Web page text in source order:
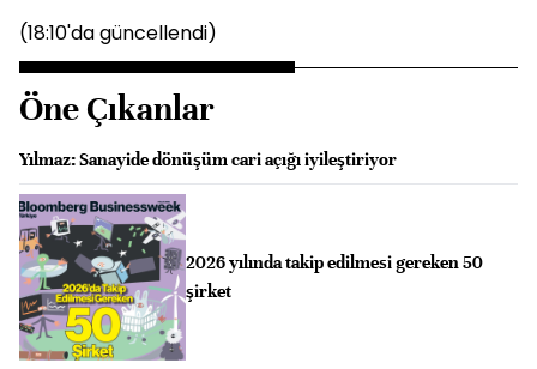
(18:10'da güncellendi)
Öne Çıkanlar
Yılmaz: Sanayide dönüşüm cari açığı iyileştiriyor
2026 yılında takip edilmesi gereken 50
şirket